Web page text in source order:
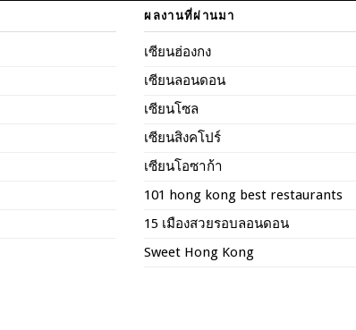
ผลงานที่ผ่านมา
เซียนฮ่องกง
เซียนลอนดอน
เซียนโซล
เซียนสิงคโปร์
เซียนโอซาก้า
101 hong kong best restaurants
15 เมืองสวยรอบลอนดอน
Sweet Hong Kong